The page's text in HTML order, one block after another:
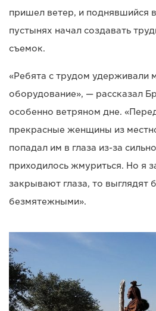
пришел ветер, и поднявшийся
пустынях начал создавать
съемок.
«Ребята с трудом удерживали
оборудование», — рассказал
особенно ветряном дне.
прекрасные женщины из
попадал им в глаза из-за
приходилось жмуриться. Но я
закрывают глаза, то выглядят
безмятежными».